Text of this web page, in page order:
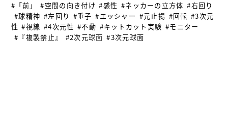
#「前」 #空間の向き付け #感性 #ネッカーの立方体 #右回り
#球精神 #左回り #垂子 #エッシャー #元止揚 #回転 #3次元
性 #視線 #4次元性 #不動 #キットカット実験 #モニター
#『複製禁止』
#2次元球面 #3次元球面